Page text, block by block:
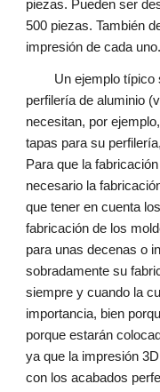
piezas. Pueden ser
500 piezas. También
impresión de cada uno.
Un ejemplo típico
perfilería de aluminio
necesitan, por
tapas para su
Para que la
necesario la
que tener en cuenta
fabricación de los
para unas decenas o
sobradamente su
siempre y cuando la
importancia, bien
porque estarán
ya que la impresión
con los acabados